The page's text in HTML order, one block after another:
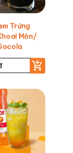
Trứng
Môn/